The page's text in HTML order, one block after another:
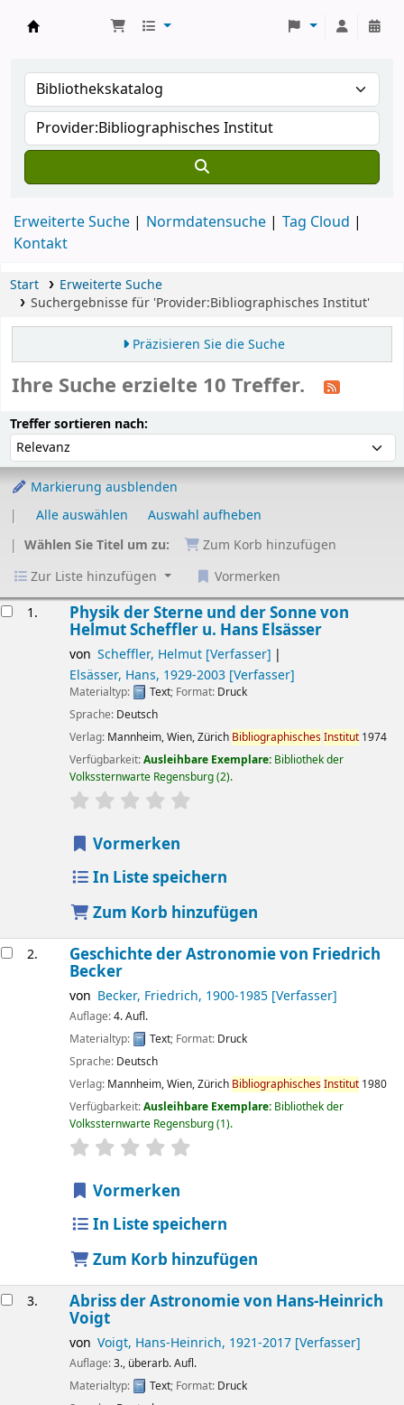
Erweiterte Suche Normdatensuche
Tag Cloud
Kontakt
Start
Erweiterte Suche
Suchergebnisse für 'Provider:Bibliographisches Institut'
Präzisieren Sie die Suche
Ihre Suche erzielte 10 Treffer.
Treffer sortieren nach:
Markierung ausblenden
Alle auswählen
Auswahl aufheben
Wählen Sie Titel um zu:
Zum Korb hinzufügen
Zur Liste hinzufügen
Vormerken
1. Physik der Sterne und der Sonnevon
Helmut Scheffler u. Hans Elsässer
von Scheffler, Helmut[Verfasser]
Elsässer, Hans, 1929-2003[Verfasser]
Materialtyp: Text; Format: Druck
Sprache: Deutsch
Verlag: Mannheim, Wien, Zürich BibliographischesInstitut 1974
Verfügbarkeit:Ausleihbare Exemplare: Bibliothek der
Volkssternwarte Regensburg(2).
Sternchenbewertung
Vormerken
In Liste speichern
Zum Korb hinzufügen
2. Geschichte der Astronomievon Friedrich
Becker
von Becker, Friedrich, 1900-1985[Verfasser]
Auflage:4. Aufl.
Materialtyp:
Text; Format: Druck
Sprache: Deutsch
Verlag: Mannheim, Wien, Zürich BibliographischesInstitut 1980
Verfügbarkeit:Ausleihbare Exemplare: Bibliothek der
Volkssternwarte Regensburg(1).
Sternchenbewertung
Vormerken
In Liste speichern
Zum Korb hinzufügen
3. Abriss der Astronomievon Hans-Heinrich
Voigt
von Voigt, Hans-Heinrich, 1921-2017[Verfasser]
Auflage:3., überarb. Aufl.
Materialtyp:
Text; Format: Druck